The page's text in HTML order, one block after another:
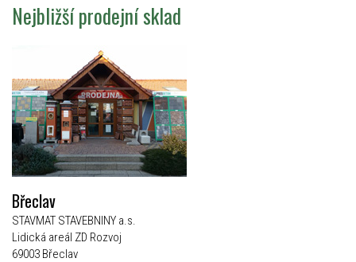
Nejbližší prodejní sklad
Břeclav
STAVMAT STAVEBNINY a.s.
Lidická areál ZD Rozvoj
69003 Břeclav